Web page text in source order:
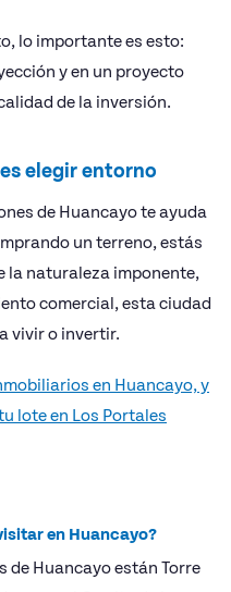
lo importante es esto:
y en un proyecto
de la inversión.
elegir entorno
de Huancayo te ayuda
un terreno, estás
la naturaleza imponente,
comercial, esta ciudad
vivir o invertir.
en Huancayo, y
lote en Los Portales
en Huancayo?
de Huancayo están Torre